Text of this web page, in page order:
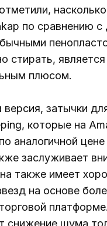
по сравнению с
стирать, является
плюсом.
версия, затычки
которые на
аналогичной
заслуживает
также имеет
на основе